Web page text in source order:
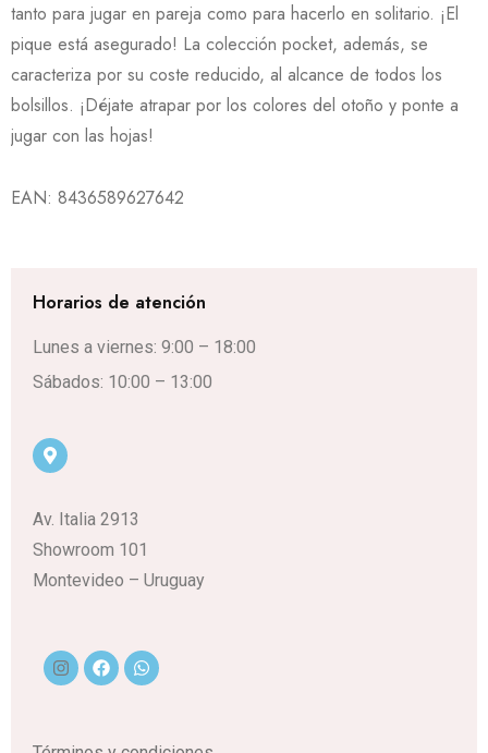
tanto para jugar en pareja como para hacerlo en solitario. ¡El
pique está asegurado! La colección pocket, además, se
caracteriza por su coste reducido, al alcance de todos los
bolsillos. ¡Déjate atrapar por los colores del otoño y ponte a
jugar con las hojas!
EAN: 8436589627642
Horarios de atención
Lunes a viernes: 9:00 – 18:00
Sábados: 10:00 – 13:00
Av. Italia 2913
Showroom 101
Montevideo – Uruguay